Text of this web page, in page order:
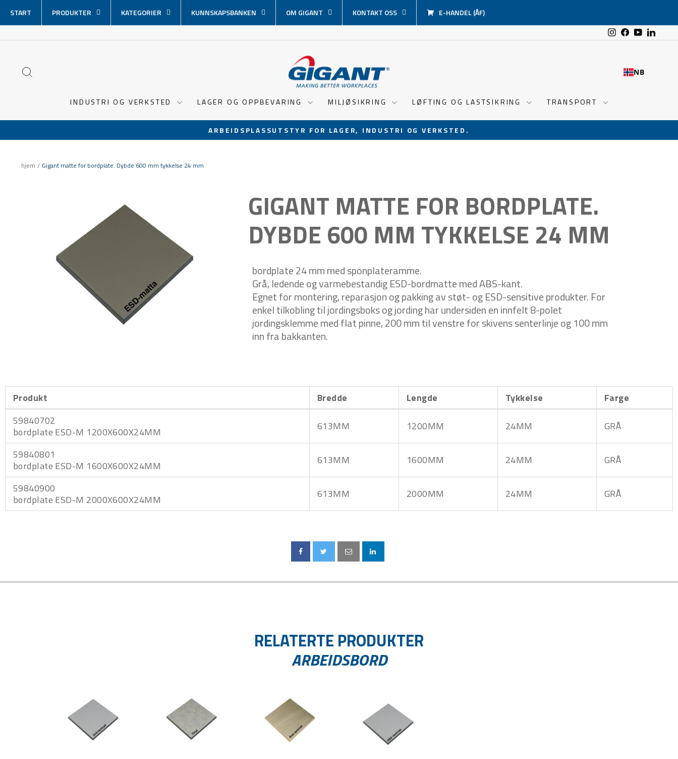
over
innhold
START PRODUKTER KATEGORIER KUNNSKAPSBANKEN OM GIGANT KONTAKT OSS E-HANDEL (ÅF)
Instagram
Facebook
YouTube
NB
INDUSTRI OG VERKSTED LAGER OG OPPBEVARING MILJØSIKRING LØFTING OG LASTSIKRING TRANSPORT
Sett
ARBEIDSPLASSUTSTYR FOR LAGER, INDUSTRI OG VERKSTED.
hjem / Gigant matte for bordplate. Dybde 600 mm tykkelse 24 mm
GIGANT MATTE FOR BORDPLATE.
DYBDE 600 MM TYKKELSE 24 MM
bordplate 24 mm med sponplateramme.
Grå, ledende og varmebestandig ESD-bordmatte medABS-kant.
Egnet for montering, reparasjon og pakking av støt- og ESD-sensitive produkter. For
enkel tilkobling til jordingsboks og jording har undersiden en innfelt 8-polet
jordingsklemme med flat pinne, 200 mm til venstre for skivens senterlinje og 100 mm
inn fra bakkanten.
Produkt Bredde Lengde Tykkelse
Farge
59840702
bordplate ESD-M 1200X600X24MM
613MM 1200MM 24MM GRÅ
59840801
bordplate ESD-M 1600X600X24MM
613MM 1600MM 24MM GRÅ
59840900
bordplate ESD-M 2000X600X24MM
613MM 2000MM 24MM GRÅ
RELATERTE PRODUKTER
ARBEIDSBORD